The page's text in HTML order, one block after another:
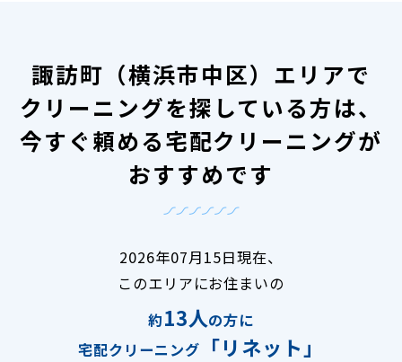
諏訪町（横浜市中区）エリアで
クリーニングを探している方は、
今すぐ頼める宅配クリーニングが
おすすめです
2026年07月15日現在、
このエリアにお住まいの
約13人の方に
宅配クリーニング
「リネット」